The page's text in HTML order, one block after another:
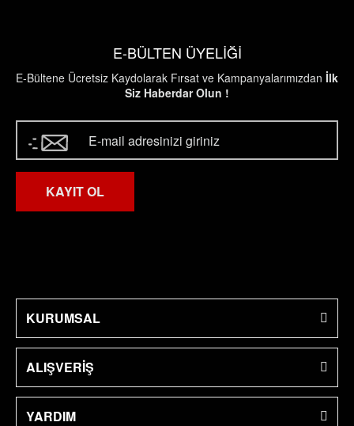
E-BÜLTEN ÜYELİĞİ
E-Bültene Ücretsiz Kaydolarak Fırsat ve Kampanyalarımızdan İlk
Siz Haberdar Olun !
KAYIT OL
KURUMSAL
ALIŞVERİŞ
YARDIM